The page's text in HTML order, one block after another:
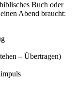
Buch oder
Abend braucht:
– Übertragen)